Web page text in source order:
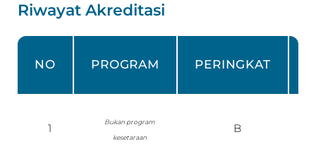
Riwayat Akreditasi
NO PROGRAM PERINGKAT
1
Bukan program
kesetaraan
B